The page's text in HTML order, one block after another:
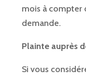
mois à compter
demande.
Plainte auprès
Si vous